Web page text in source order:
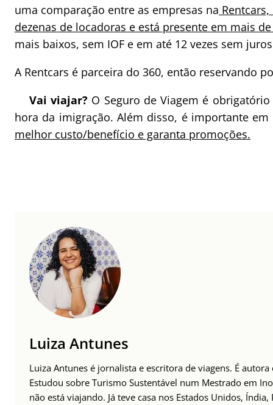
uma comparação entre as empresas na
dezenas de locadoras e está presente em mais
mais baixos, sem IOF e em até 12 vezes sem
A Rentcars é parceira do 360, então reservando
Vai viajar? O Seguro de Viagem é
hora da imigração. Além disso, é importante
melhor custo/benefício e garanta promoções.
Luiza Antunes
Luiza Antunes é jornalista e escritora de viagens. É
Estudou sobre Turismo Sustentável num Mestrado em
não está viajando. Já teve casa nos Estados Unidos,